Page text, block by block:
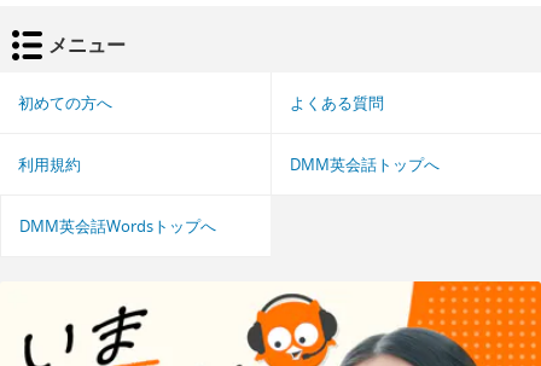
メニュー
初めての方へ よくある質問
利用規約 DMM英会話トップへ
DMM英会話Wordsトップへ